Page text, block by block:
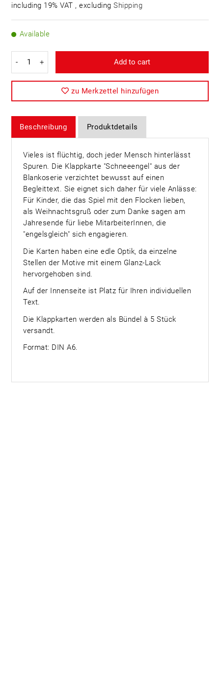
including 19% VAT , excluding Shipping
Available
- + Add to cart
zu Merkzettel hinzufügen
Beschreibung Produktdetails
Vieles ist flüchtig, doch jeder Mensch hinterlässt
Spuren. Die Klappkarte "Schneeengel" aus der
Blankoserie verzichtet bewusst auf einen
Begleittext. Sie eignet sich daher für viele Anlässe:
Für Kinder, die das Spiel mit den Flocken lieben,
als Weihnachtsgruß oder zum Danke sagen am
Jahresende für liebe MitarbeiterInnen, die
"engelsgleich" sich engagieren.
Die Karten haben eine edle Optik, da einzelne
Stellen der Motive mit einem Glanz-Lack
hervorgehoben sind.
Auf der Innenseite ist Platz für Ihren individuellen
Text.
Die Klappkarten werden als Bündel à 5 Stück
versandt.
Format: DIN A6.